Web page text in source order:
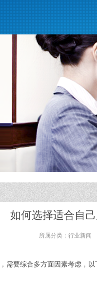
如何选择适合自
所属分类： 行业新闻
，需要综合多方面因素考虑，